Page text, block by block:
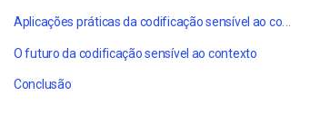
Aplicações práticas da codificação sensível ao contexto para as empresas
O futuro da codificação sensível ao contexto
Conclusão